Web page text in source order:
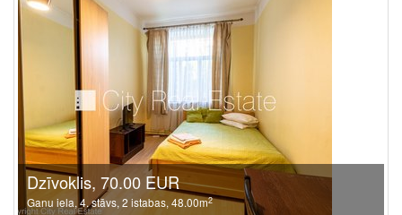
Dzīvoklis, 70.00 EUR
Ganu iela, 4. stāvs, 2 istabas, 48.00m2